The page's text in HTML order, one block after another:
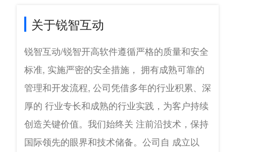
关于锐智互动
锐智互动/锐智开高软件遵循严格的质量和安全
标准, 实施严密的安全措施， 拥有成熟可靠的
管理和开发流程, 公司凭借多年的行业积累、深
厚的 行业专长和成熟的行业实践，为客户持续
创造关键价值。我们始终关 注前沿技术，保持
国际领先的眼界和技术储备。公司自 成立以